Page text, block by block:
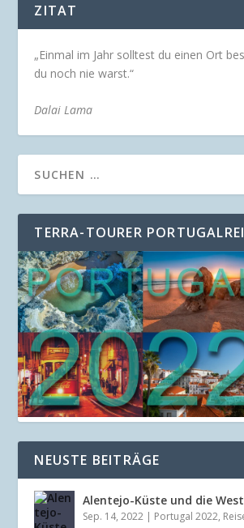
ZITAT
„Einmal im Jahr solltest du einen Ort
du noch nie warst.“
Dalai Lama
TERRA-TOURER
NEUSTE BEITRÄGE
Alentejo-Küste und die
Sep. 14, 2022 | Portugal 2022,